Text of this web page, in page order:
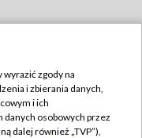
zgody na
i zbierania danych,
i ich
danych osobowych przez
dalej również „TVP”),